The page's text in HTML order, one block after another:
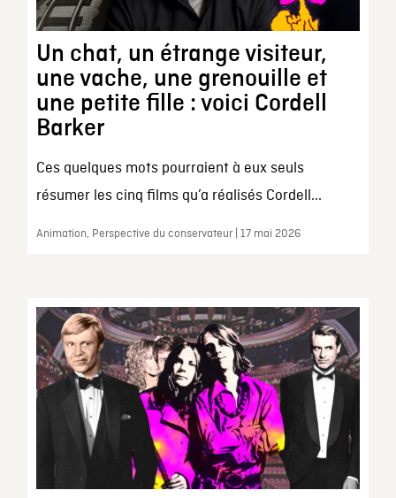
Un chat, un étrange visiteur,
une vache, une grenouille et
une petite fille : voici Cordell
Barker
Ces quelques mots pourraient à eux seuls
résumer les cinq films qu’a réalisés Cordell...
Animation, Perspective du conservateur | 17 mai 2026